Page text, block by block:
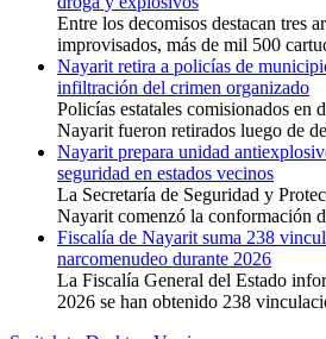
Entre los decomisos destacan tres
improvisados, más de mil 500
Nayarit retira a policías de
infiltración del crimen organizado
Policías estatales comisionados en
Nayarit fueron retirados luego de
Nayarit prepara unidad
seguridad en estados vecinos
La Secretaría de Seguridad y
Nayarit comenzó la conformación
Fiscalía de Nayarit suma 238
narcomenudeo durante 2026
La Fiscalía General del Estado
2026 se han obtenido 238